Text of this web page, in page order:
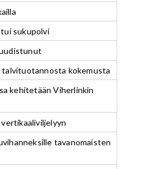
sukupolvi
talvituotannosta kokemusta
kehitetään Viherlinkin
tavanomaisten